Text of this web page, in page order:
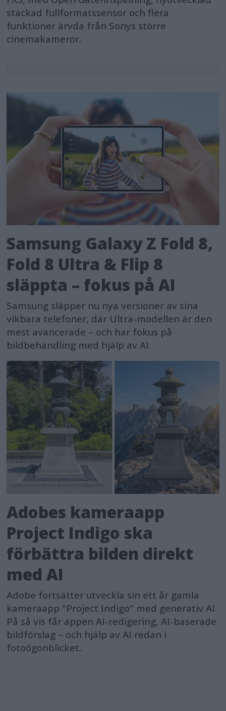
stackad fullformatssensor och flera
funktioner ärvda från Sonys större
cinemakameror.
Samsung Galaxy Z Fold 8,
Fold 8 Ultra & Flip 8
släppta – fokus på AI
Samsung släpper nu nya versioner av sina
vikbara telefoner, där Ultra-modellen är den
mest avancerade – och har fokus på
bildbehandling med hjälp av AI.
Adobes kameraapp
Project Indigo ska
förbättra bilden direkt
med AI
Adobe fortsätter utveckla sin ett år gamla
kameraapp "Project Indigo" med generativ AI.
På så vis får appen AI-redigering, AI-baserade
bildförslag – och hjälp av AI redan i
fotoögonblicket.